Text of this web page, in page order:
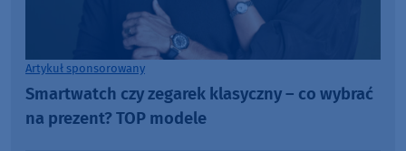
Artykuł sponsorowany
Smartwatch czy zegarek klasyczny – co wybrać
na prezent? TOP modele